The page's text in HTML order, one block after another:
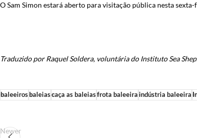
O Sam Simon estará aberto para visitação pública nesta
Traduzido por Raquel Soldera, voluntária do Instituto Sea
baleeirosbaleiascaça as baleiasfrota baleeira indústria baleeira
Newer